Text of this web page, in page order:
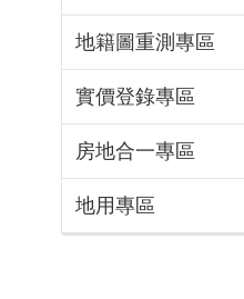
地籍圖重測專區
實價登錄專區
房地合一專區
地用專區